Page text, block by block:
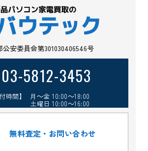
公安委員会第301030406546号
03-5812-3453
付時間】 月～金 10:00～18:00
土曜日 10:00～16:00
無料査定・お問い合わせ